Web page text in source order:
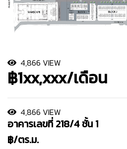
4,866 VIEW
฿1xx,xxx/เดือน
4,866 VIEW
อาคารเลขที่ 218/4 ชั้น 1
฿/ตร.ม.